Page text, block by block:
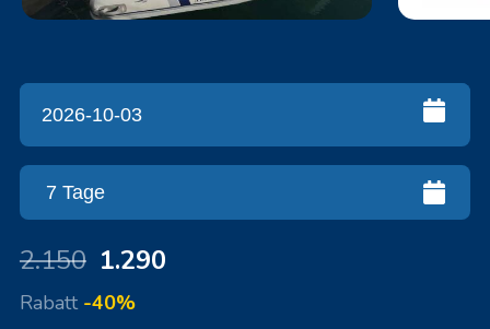
2.150 1.290
Rabatt -40%